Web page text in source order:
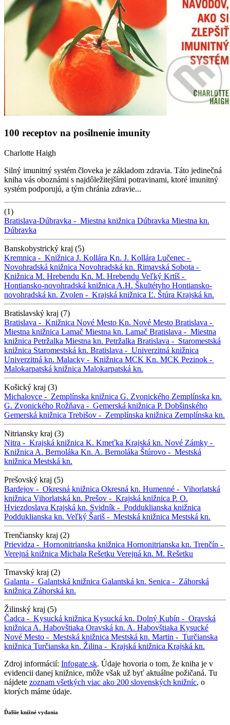
100 receptov na posilnenie imunity
Charlotte Haigh
Silný imunitný systém človeka je základom zdravia. Táto jedinečná
kniha vás oboznámi s najdôležitejšími potravinami, ktoré imunitný
systém podporujú, a tým chránia zdravie...
(1)
Bratislava-Dúbravka - Miestna knižnica Dúbravka Miestna kn.
Dúbravka
Banskobystrický kraj (5)
Kremnica - Knižnica J. Kollára Kn. J. Kollára Lučenec -
Novohradská knižnica Novohradská kn. Rimavská Sobota -
Knižnica M. Hrebendu Kn. M. Hrebendu Veľký Krtíš -
Hontiansko-novohradská knižnica A.H. Škultétyho Hontiansko-
novohradská kn. Zvolen - Krajská knižnica Ľ. Štúra Krajská kn.
Bratislavský kraj (7)
Bratislava - Knižnica Nové Mesto Kn. Nové Mesto Bratislava -
Miestna knižnica Lamač Miestna kn. Lamač Bratislava - Miestna
knižnica Petržalka Miestna kn. Petržalka Bratislava - Staromestská
knižnica Staromestská kn. Bratislava - Univerzitná knižnica
Univerzitná kn. Malacky - Knižnica MCK Kn. MCK Pezinok -
Malokarpatská knižnica Malokarpatská kn.
Košický kraj (3)
Michalovce - Zemplínska knižnica G. Zvonického Zemplínska kn.
G. Zvonického Rožňava - Gemerská knižnica P. Dobšinského
Gemerská knižnica Trebišov - Zemplínska knižnica Zemplínska kn.
Nitriansky kraj (3)
Nitra - Krajská knižnica K. Kmeťka Krajská kn. Nové Zámky -
Knižnica A. Bernoláka Kn. A. Bernoláka Štúrovo - Mestská
knižnica Mestská kn.
Prešovský kraj (5)
Bardejov - Okresná knižnica Okresná kn. Humenné - Vihorlatská
knižnica Vihorlatská kn. Prešov - Krajská knižnica P. O.
Hviezdoslava Krajská kn. Svidník - Podduklianska knižnica
Podduklianska kn. Veľký Šariš - Mestská knižnica Mestská kn.
Trenčiansky kraj (2)
Prievidza - Hornonitrianska knižnica Hornonitrianska kn. Trenčín -
Verejná knižnica Michala Rešetku Verejná kn. M. Rešetku
Trnavský kraj (2)
Galanta - Galantská knižnica Galantská kn. Senica - Záhorská
knižnica Záhorská kn.
Žilinský kraj (5)
Čadca - Kysucká knižnica Kysucká kn. Dolný Kubín - Oravská
knižnica A. Habovštiaka Oravská kn. A. Habovštiaka Kysucké
Nové Mesto - Mestská knižnica Mestská kn. Martin - Turčianska
knižnica Turčianska kn. Žilina - Krajská knižnica Krajská kn.
Zdroj informácií: Infogate.sk. Údaje hovoria o tom, že kniha je v
evidencii danej knižnice, môže však už byť aktuálne požičaná. Tu
nájdete zoznam všetkých viac ako 200 slovenských knižníc, o
ktorých máme údaje.
Ďalšie knižné vydania